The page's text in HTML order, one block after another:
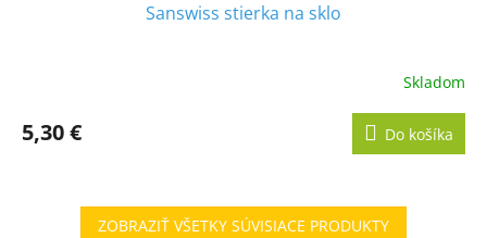
Sanswiss stierka na sklo
Skladom
5,30 € Do košíka
ZOBRAZIŤ VŠETKY SÚVISIACE PRODUKTY